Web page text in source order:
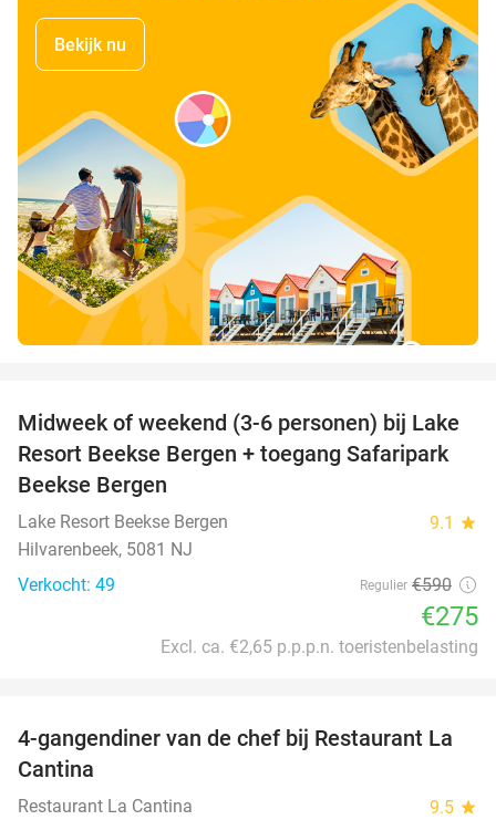
Bekijk nu
53%
Midweek of weekend (3-6 personen) bij Lake
Resort Beekse Bergen + toegang Safaripark
Beekse Bergen
Lake Resort Beekse Bergen 9.1 star
Hilvarenbeek, 5081 NJ
Verkocht: 49
Regulier €590
€275
Excl. ca. €2,65 p.p.p.n. toeristenbelasting
32%
4-gangendiner van de chef bij Restaurant La
Cantina
Restaurant La Cantina 9.5 star